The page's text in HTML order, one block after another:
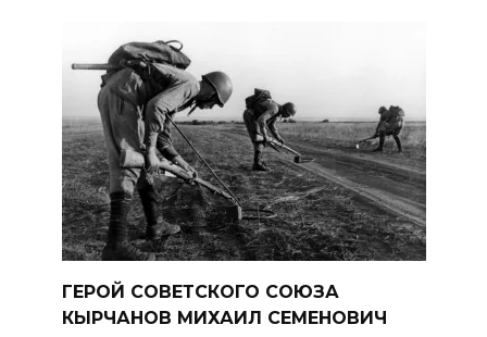
ГЕРОЙ СОВЕТСКОГО СОЮЗА
КЫРЧАНОВ МИХАИЛ СЕМЕНОВИЧ